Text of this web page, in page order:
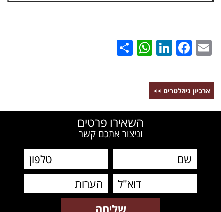
Email
Facebook
LinkedIn
WhatsApp
ארכיון ניוזלטרים >>
השאירו פרטים
וניצור אתכם קשר